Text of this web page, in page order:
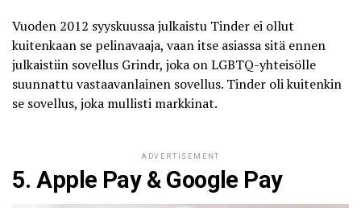
Vuoden 2012 syyskuussa julkaistu Tinder ei ollut
kuitenkaan se pelinavaaja, vaan itse asiassa sitä ennen
julkaistiin sovellus Grindr, joka on LGBTQ-yhteisölle
suunnattu vastaavanlainen sovellus. Tinder oli kuitenkin
se sovellus, joka mullisti markkinat.
ADVERTISEMENT
5. Apple Pay & Google Pay